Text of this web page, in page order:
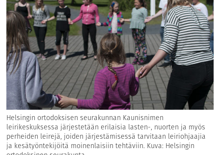
Helsingin ortodoksisen seurakunnan Kaunisnimen
leirikeskuksessa järjestetään erilaisia lasten-, nuorten ja myös
perheiden leirejä, joiden järjestämisessä tarvitaan leiriohjaajia
ja kesätyöntekijöitä moinenlaisiin tehtäviin. Kuva: Helsingin